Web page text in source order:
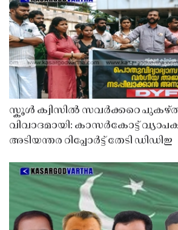
സ്കൂൾ ക്വിസിൽ സവർക്കറെ
വിവാദമായി: കാസർകോട്ട്
അടിയന്തര റിപ്പോർട്ട് തേടി ഡിഡിഇ